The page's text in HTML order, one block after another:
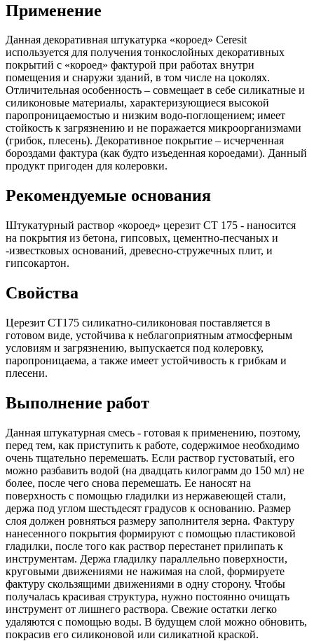
Применение
Данная декоративная штукатурка «короед» Ceresit
используется для получения тонкослойных декоративных
покрытий с «короед» фактурой при работах внутри
помещения и снаружи зданий, в том числе на цоколях.
Отличительная особенность – совмещает в себе силикатные и
силиконовые материалы, характеризующиеся высокой
паропроницаемостью и низким водо-поглощением; имеет
стойкость к загрязнению и не поражается микроорганизмами
(грибок, плесень). Декоративное покрытие – исчерченная
бороздами фактура (как будто изъеденная короедами). Данный
продукт пригоден для колеровки.
Рекомендуемые основания
Штукатурный раствор «короед» церезит СТ 175 - наносится
на покрытия из бетона, гипсовых, цементно-песчаных и
-известковых оснований, древесно-стружечных плит, и
гипсокартон.
Свойства
Церезит СТ175 силикатно-силиконовая поставляется в
готовом виде, устойчива к неблагоприятным атмосферным
условиям и загрязнению, выпускается под колеровку,
паропроницаема, а также имеет устойчивость к грибкам и
плесени.
Выполнение работ
Данная штукатурная смесь - готовая к применению, поэтому,
перед тем, как приступить к работе, содержимое необходимо
очень тщательно перемешать. Если раствор густоватый, его
можно разбавить водой (на двадцать килограмм до 150 мл) не
более, после чего снова перемешать. Ее наносят на
поверхность с помощью гладилки из нержавеющей стали,
держа под углом шестьдесят градусов к основанию. Размер
слоя должен ровняться размеру заполнителя зерна. Фактуру
нанесенного покрытия формируют с помощью пластиковой
гладилки, после того как раствор перестанет прилипать к
инструментам. Держа гладилку параллельно поверхности,
круговыми движениями не нажимая на слой, формируете
фактуру скользящими движениями в одну сторону. Чтобы
получалась красивая структура, нужно постоянно очищать
инструмент от лишнего раствора. Свежие остатки легко
удаляются с помощью воды. В будущем слой можно обновить,
покрасив его силиконовой или силикатной краской.